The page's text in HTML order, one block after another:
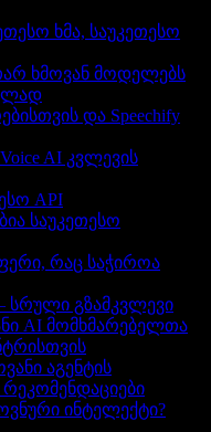
ხმა, საუკეთესო
ხმოვან მოდელებს
და Speechify
AI კვლევის
API
საუკეთესო
რაც საჭიროა
სრული გზამკვლევი
AI მომხმარებელთა
აგენტის
ინტელექტი?